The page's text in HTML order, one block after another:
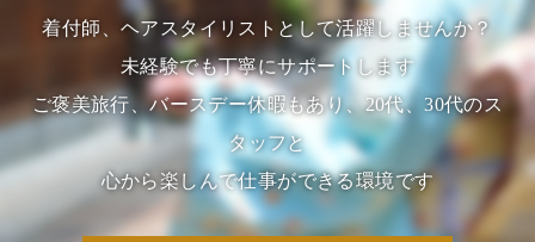
着付師、ヘアスタイリストとして活躍しませんか？
未経験でも丁寧にサポートします
ご褒美旅行、バースデー休暇もあり、20代、30代のス
タッフと
心から楽しんで仕事ができる環境です